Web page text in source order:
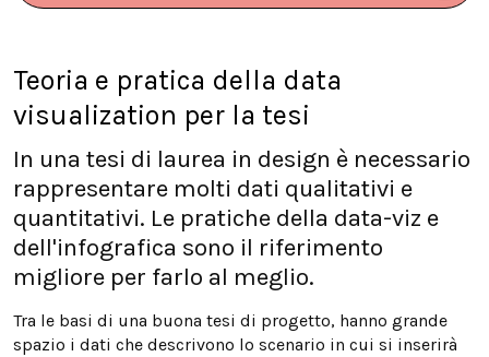
Teoria e pratica della data
visualization per la tesi
In una tesi di laurea in design è necessario
rappresentare molti dati qualitativi e
quantitativi. Le pratiche della data-viz e
dell'infografica sono il riferimento
migliore per farlo al meglio.
Tra le basi di una buona tesi di progetto, hanno grande
spazio i dati che descrivono lo scenario in cui si inserirà